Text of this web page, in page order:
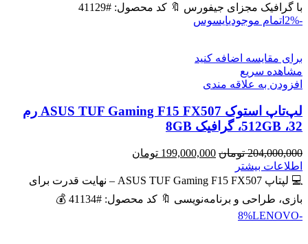
با گرافیک مجزای جیفورس 🔖 کد محصول: #41129
-2%
اتمام موجودیایسوس
برای مقایسه اضافه کنید
مشاهده سریع
افزودن به علاقه مندی
لپ‌تاپ استوک ASUS TUF Gaming F15 FX507 رم
32، 512GB، گرافیک 8GB
204,000,000 تومان قیمت
204,000,000 تومان
199,000,000 تومان
199,000,000 تومان
است.
اطلاعات بیشتر
💻 لپتاپ ASUS TUF Gaming F15 FX507 – نهایت قدرت برای
بازی، طراحی و برنامه‌نویسی 🔖 کد محصول: #41134 💰
-8%
LENOVO